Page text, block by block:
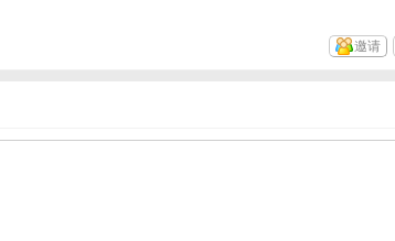
邀请